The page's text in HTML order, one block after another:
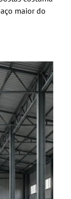
maior do